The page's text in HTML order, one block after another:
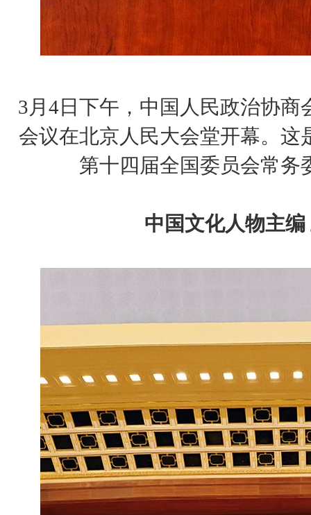
3月4日下午，中国人民政治协
会议在北京人民大会堂开幕。
第十四届全国委员会常务
中国文化人物主